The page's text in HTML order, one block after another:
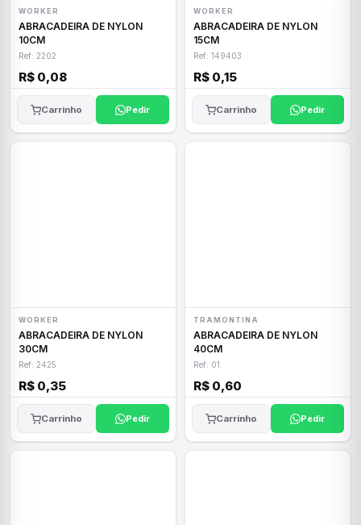
WORKER
ABRACADEIRA DE NYLON
10CM
Ref: 2202
R$ 0,08
Carrinho Pedir
WORKER
ABRACADEIRA DE NYLON
15CM
Ref: 149403
R$ 0,15
Carrinho Pedir
WORKER
ABRACADEIRA DE NYLON
30CM
Ref: 2425
R$ 0,35
Carrinho Pedir
TRAMONTINA
ABRACADEIRA DE NYLON
40CM
Ref: 01
R$ 0,60
Carrinho Pedir